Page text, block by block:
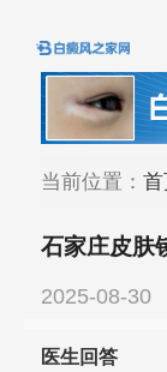
当前位置：
石家庄皮肤
2025-08-30
医生回答